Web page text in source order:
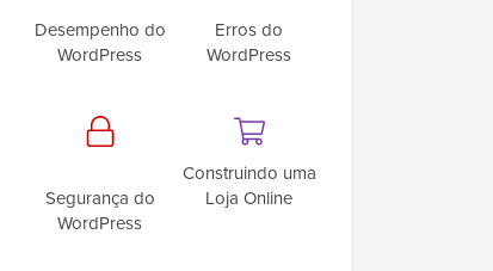
Desempenho do
WordPress
Erros do
WordPress
Segurança do
WordPress
Construindo uma
Loja Online